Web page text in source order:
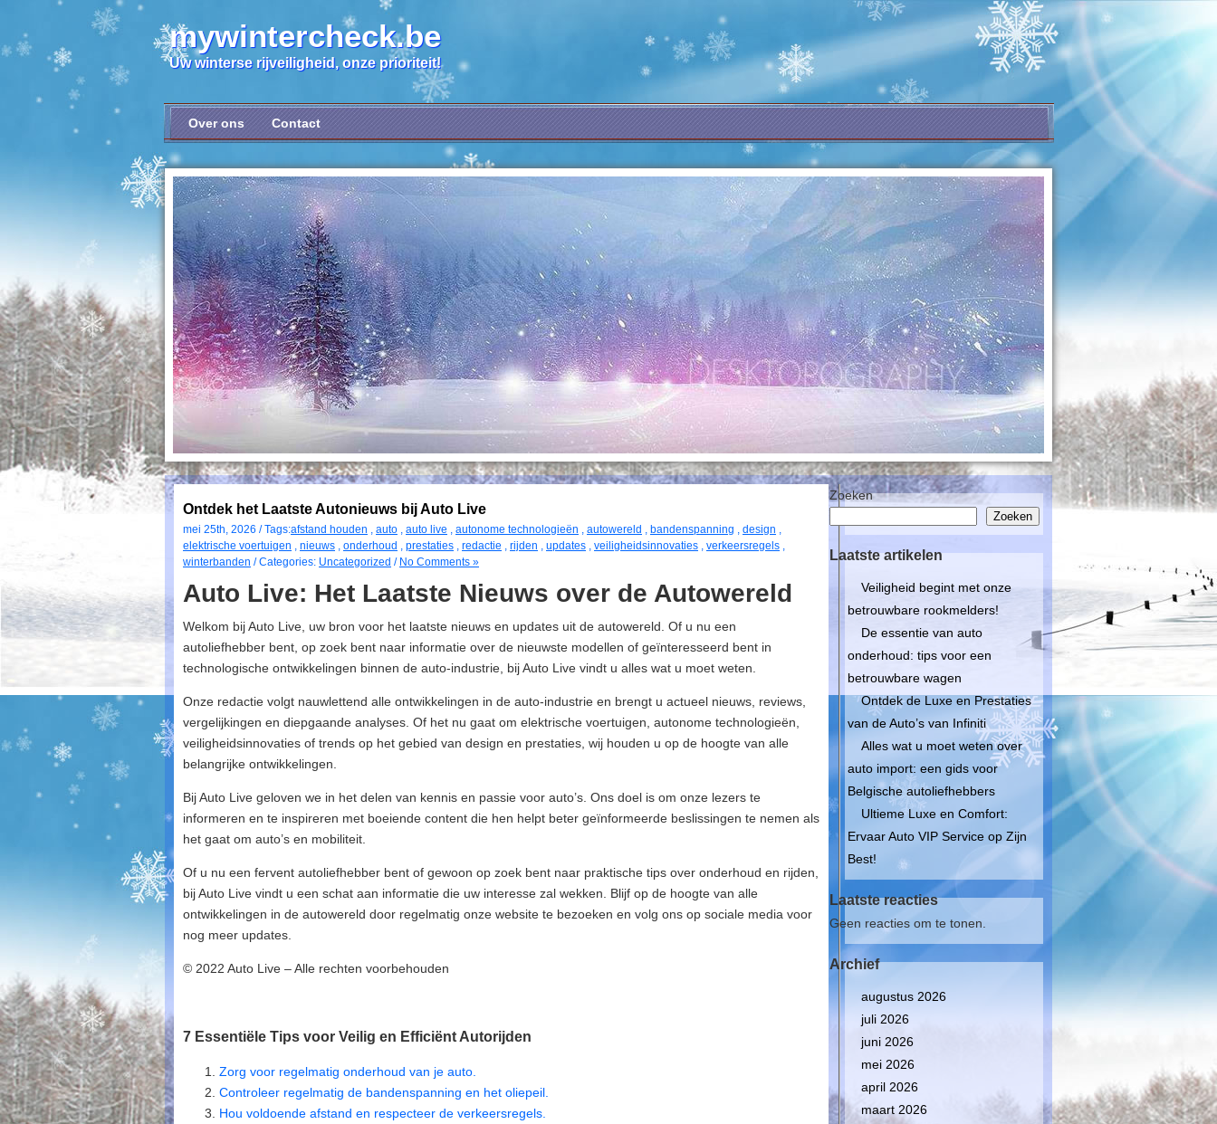
mywintercheck.be
Uw winterse rijveiligheid, onze prioriteit!
Over ons Contact
Ontdek het Laatste Autonieuws bij Auto Live
mei 25th, 2026 / Tags:afstand houden , auto , auto live , autonome technologieën , autowereld , bandenspanning , design ,
elektrische voertuigen , nieuws , onderhoud , prestaties , redactie , rijden , updates , veiligheidsinnovaties , verkeersregels ,
winterbanden / Categories: Uncategorized / No Comments »
Auto Live: Het Laatste Nieuws over de Autowereld
Welkom bij Auto Live, uw bron voor het laatste nieuws en updates uit de autowereld. Of u nu een
autoliefhebber bent, op zoek bent naar informatie over de nieuwste modellen of geïnteresseerd bent in
technologische ontwikkelingen binnen de auto-industrie, bij Auto Live vindt u alles wat u moet weten.
Onze redactie volgt nauwlettend alle ontwikkelingen in de auto-industrie en brengt u actueel nieuws, reviews,
vergelijkingen en diepgaande analyses. Of het nu gaat om elektrische voertuigen, autonome technologieën,
veiligheidsinnovaties of trends op het gebied van design en prestaties, wij houden u op de hoogte van alle
belangrijke ontwikkelingen.
Bij Auto Live geloven we in het delen van kennis en passie voor auto’s. Ons doel is om onze lezers te
informeren en te inspireren met boeiende content die hen helpt beter geïnformeerde beslissingen te nemen als
het gaat om auto’s en mobiliteit.
Of u nu een fervent autoliefhebber bent of gewoon op zoek bent naar praktische tips over onderhoud en rijden,
bij Auto Live vindt u een schat aan informatie die uw interesse zal wekken. Blijf op de hoogte van alle
ontwikkelingen in de autowereld door regelmatig onze website te bezoeken en volg ons op sociale media voor
nog meer updates.
© 2022 Auto Live – Alle rechten voorbehouden
7 Essentiële Tips voor Veilig en Efficiënt Autorijden
Zorg voor regelmatig onderhoud van je auto.
Controleer regelmatig de bandenspanning en het oliepeil.
Hou voldoende afstand en respecteer de verkeersregels.
Zoeken
Zoeken
Laatste artikelen
Veiligheid begint met onze
betrouwbare rookmelders!
De essentie van auto
onderhoud: tips voor een
betrouwbare wagen
Ontdek de Luxe en Prestaties
van de Auto’s van Infiniti
Alles wat u moet weten over
auto import: een gids voor
Belgische autoliefhebbers
Ultieme Luxe en Comfort:
Ervaar Auto VIP Service op Zijn
Best!
Laatste reacties
Geen reacties om te tonen.
Archief
augustus 2026
juli 2026
juni 2026
mei 2026
april 2026
maart 2026